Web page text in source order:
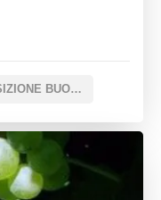
ESPOSIZIONE BUONA